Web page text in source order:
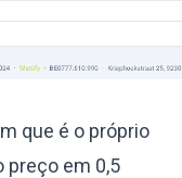
que é o próprio
preço em 0,5